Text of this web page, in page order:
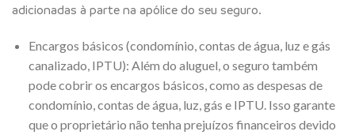
adicionadas à parte na apólice do seu seguro.
Encargos básicos (condomínio, contas de água, luz e gás
canalizado, IPTU): Além do aluguel, o seguro também
pode cobrir os encargos básicos, como as despesas de
condomínio, contas de água, luz, gás e IPTU. Isso garante
que o proprietário não tenha prejuízos financeiros devido